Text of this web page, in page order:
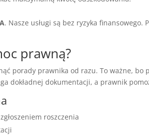
. Nasze usługi są bez ryzyka
prawną?
porady prawnika od razu. To ważne,
dokładnej dokumentacji, a prawnik
roszczenia